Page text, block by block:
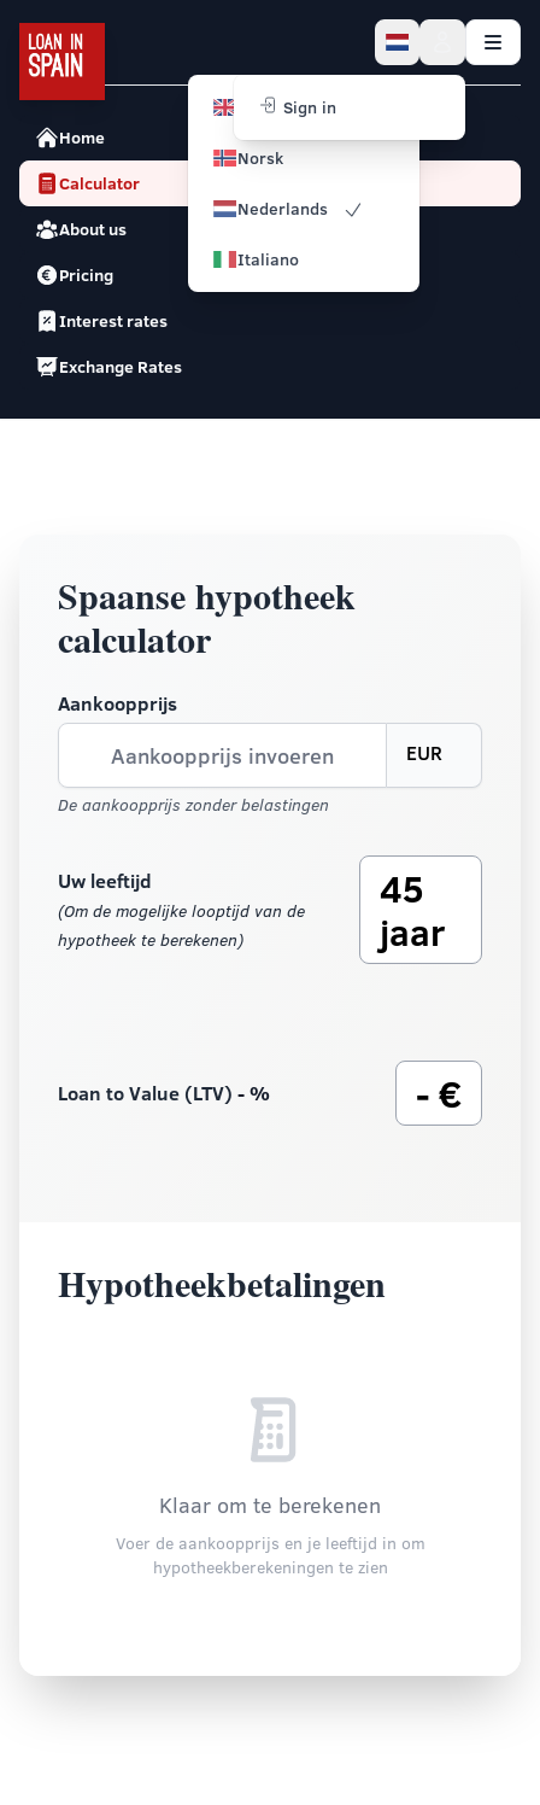
English
Norsk
Nederlands
Italiano
Sign in
Home
Calculator
About us
Pricing
Interest rates
Exchange Rates
Spaanse hypotheek
calculator
Aankoopprijs
EUR
De aankoopprijs zonder belastingen
Uw leeftijd
(Om de mogelijke looptijd van de
hypotheek te berekenen)
45
jaar
Loan to Value (LTV) - % - €
Hypotheekbetalingen
Klaar om te berekenen
Voer de aankoopprijs en je leeftijd in om
hypotheekberekeningen te zien